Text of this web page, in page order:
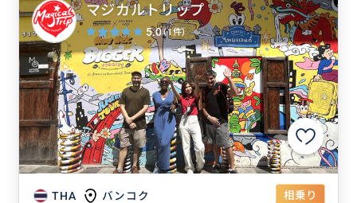
THA バンコク 相乗り
マジカルトリップ
5.0(1件)